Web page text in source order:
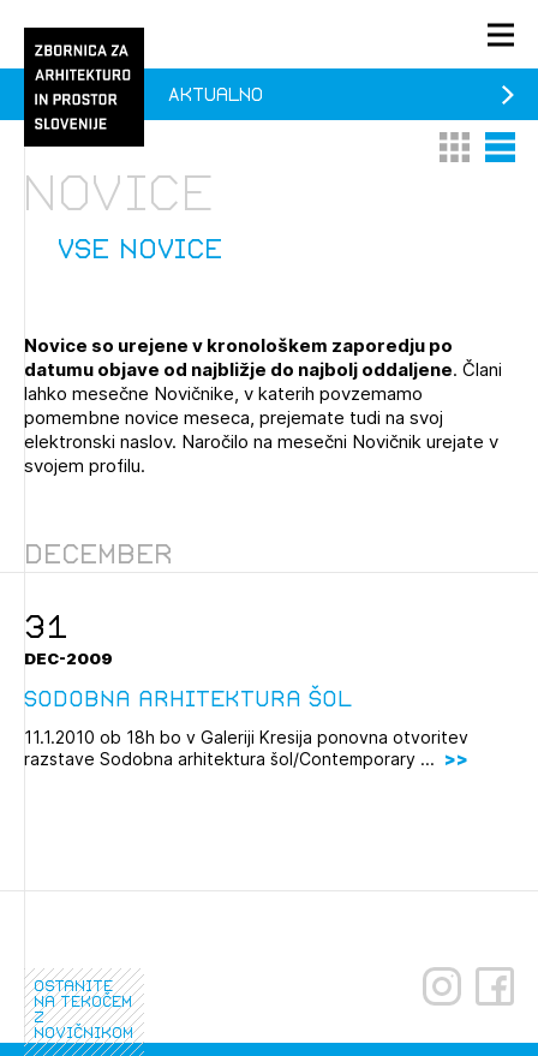
PRIJAVA
KONTAKT
Praksa
O ZAPS
1/1
Pozdravljeni
Prijavite se s svojim ZAPS uporabniškim imenom in geslom.
POZABLJENO GESLO
REGISTRIRAJTE SE
Thumbnail
List
vse novice
Novice
Novice so urejene v kronološkem zaporedju po
datumu objave od najbližje do najbolj oddaljene. Člani
lahko mesečne Novičnike, v katerih povzemamo
pomembne novice meseca, prejemate tudi na svoj
elektronski naslov. Naročilo na mesečni Novičnik urejate v
svojem profilu.
Aktualno
December
31
DEC-2009
Sodobna arhitektura šol
11.1.2010 ob 18h bo v Galeriji Kresija ponovna otvoritev
razstave Sodobna arhitektura šol/Contemporary ...
ostanite
na tekočem
z
novičnikom
1/2
Prijava na novičnik
Ostanite na tekočem z novicami in se naročite na
Novičnike. Označite svojo izbiro.
Novičnike vam bomo pošiljali na vaš elektronski naslov.
Mesečni novičnik
Novičnik natečajev